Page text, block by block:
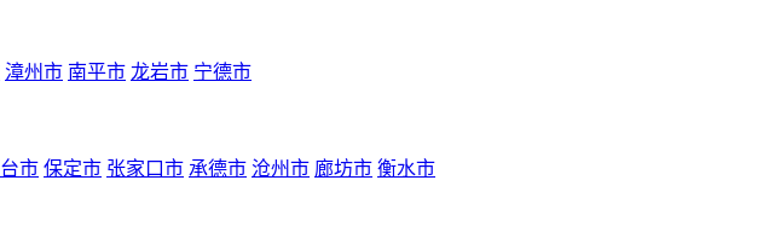
漳州市 南平市 龙岩市 宁德市
市 保定市 张家口市 承德市 沧州市 廊坊市 衡水市